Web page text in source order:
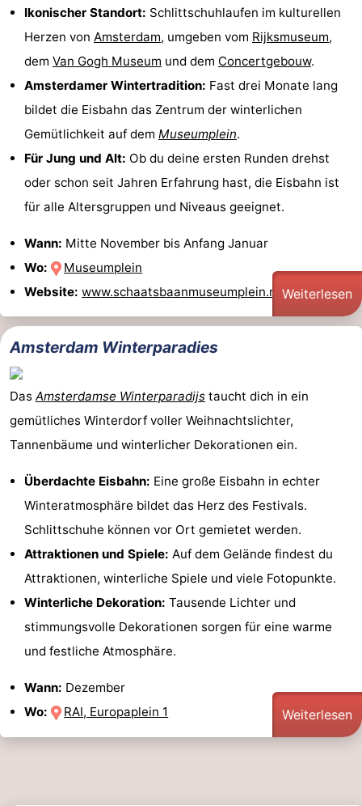
Ikonischer Standort: Schlittschuhlaufen im kulturellen
Herzen von Amsterdam, umgeben vom Rijksmuseum,
dem Van Gogh Museum und dem Concertgebouw.
Amsterdamer Wintertradition: Fast drei Monate lang
bildet die Eisbahn das Zentrum der winterlichen
Gemütlichkeit auf dem Museumplein.
Für Jung und Alt: Ob du deine ersten Runden drehst
oder schon seit Jahren Erfahrung hast, die Eisbahn ist
für alle Altersgruppen und Niveaus geeignet.
Wann: Mitte November bis Anfang Januar
Wo:
Museumplein
Website: www.schaatsbaanmuseumplein.nl Weiterlesen
Amsterdam Winterparadies
Das Amsterdamse Winterparadijs taucht dich in ein
gemütliches Winterdorf voller Weihnachtslichter,
Tannenbäume und winterlicher Dekorationen ein.
Überdachte Eisbahn: Eine große Eisbahn in echter
Winteratmosphäre bildet das Herz des Festivals.
Schlittschuhe können vor Ort gemietet werden.
Attraktionen und Spiele: Auf dem Gelände findest du
Attraktionen, winterliche Spiele und viele Fotopunkte.
Winterliche Dekoration: Tausende Lichter und
stimmungsvolle Dekorationen sorgen für eine warme
und festliche Atmosphäre.
Wann: Dezember
Wo:
RAI, Europaplein 1 Weiterlesen